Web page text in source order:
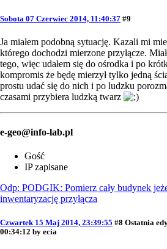
Sobota 07 Czerwiec 2014, 11:40:37 #9
Ja miałem podobną sytuację. Kazali mi
którego dochodzi mierzone przyłącze.
tego, więc udałem się do ośrodka i po
kompromis że będę mierzył tylko jedną
prostu udać się do nich i po ludzku
czasami przybiera ludzką twarz
e-geo@info-lab.pl
Gość
IP zapisane
Odp: PODGIK: Pomierz cały budynek
inwentaryzację przyłącza
Czwartek 15 Maj 2014, 23:39:55 #8 Ostatnia
00:34:12 by ecia